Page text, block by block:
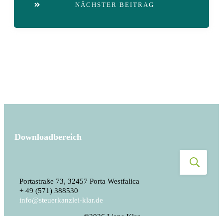
NÄCHSTER BEITRAG
Downloadbereich
Portastraße 73, 32457 Porta Westfalica
+ 49 (571) 388530
info@steuerkanzlei-klar.de